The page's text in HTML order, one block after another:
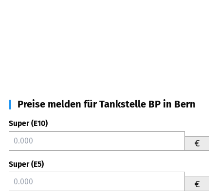
Preise melden für Tankstelle BP in Bern
Super (E10)
€
Super (E5)
€